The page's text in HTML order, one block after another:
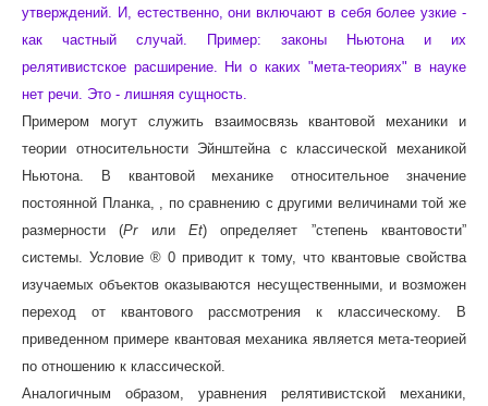
утверждений. И, естественно, они включают в себя более узкие -
как частный случай. Пример: законы Ньютона и их
релятивистское расширение. Ни о каких "мета-теориях" в науке
нет речи. Это - лишняя сущность.
Примером могут служить взаимосвязь квантовой механики и
теории относительности Эйнштейна c классической механикой
Ньютона. В квантовой механике относительное значение
постоянной Планка, , по сравнению с другими величинами той же
размерности (PrилиЕt) определяет ”степень квантовости”
системы. Условие ® 0 приводит к тому, что квантовые свойства
изучаемых объектов оказываются несущественными, и возможен
переход от квантового рассмотрения к классическому. В
приведенном примере квантовая механика является мета-теорией
по отношению к классической.
Аналогичным образом, уравнения релятивистской механики,